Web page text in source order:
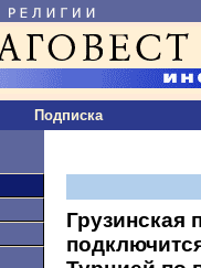
Подписка
Грузинская